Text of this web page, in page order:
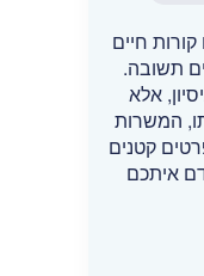
חיים
תשובה.
אלא
המשרות
קטנים
איתכם